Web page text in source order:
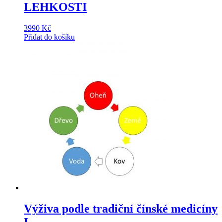
LEHKOSTI
3990 Kč
Přidat do košíku
Výživa podle tradiční čínské medicíny